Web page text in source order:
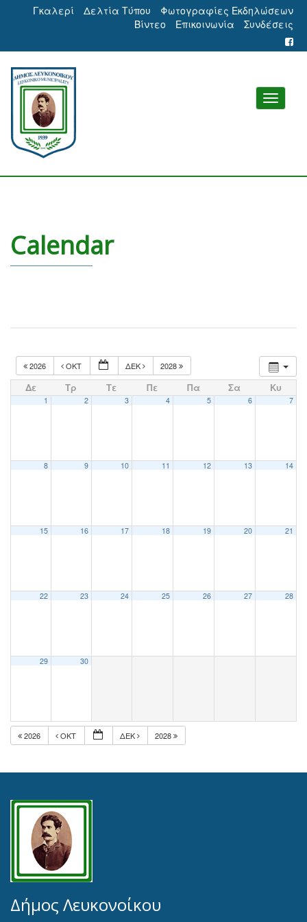
Γκαλερί Δελτία Τύπου
Φωτογραφίες Εκδηλώσεων
Βίντεο
Επικοινωνία Συνδέσεις
Calendar
2026 ΟΚΤ ΔΕΚ 2028
Δε Τρ Τε Πε Πα Σα Κυ
1 2 3 4 5 6 7
8 9 10 11 12 13 14
15 16 17 18 19 20 21
22 23 24 25 26 27 28
29 30
2026 ΟΚΤ ΔΕΚ 2028
Δήμος Λευκονοίκου